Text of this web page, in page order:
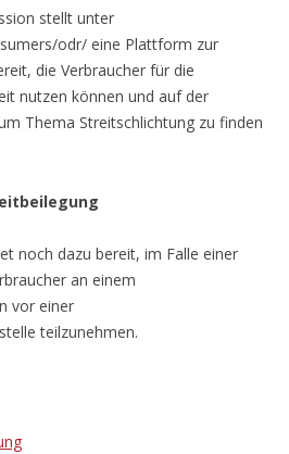
stellt unter
odr/ eine Plattform zur
die Verbraucher für die
nutzen können und auf der
Thema Streitschlichtung zu finden
noch dazu bereit, im Falle einer
an einem
vor einer
teilzunehmen.